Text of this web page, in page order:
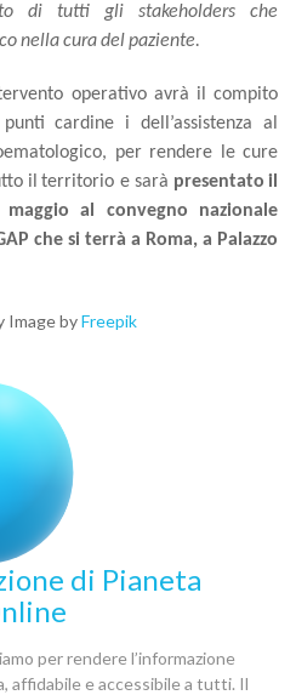
di tutti gli stakeholders
che
nellacuradelpaziente.
operativo avrà il compito
cardine i dell’assistenza al
per rendere le cure
il territorio e sarà presentato il
maggio al convegno nazionale
che si terrà a Roma, a Palazzo
Image byFreepik
di Pianeta
per rendere l’informazione
affidabile e accessibile a tutti. Il